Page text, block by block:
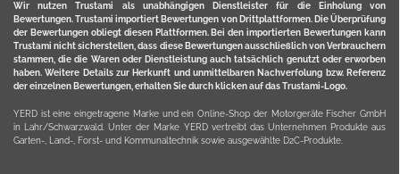
Wir nutzen Trustami als unabhängigen Dienstleister für die Einholung von
Bewertungen. Trustami importiert Bewertungen von Drittplattformen. Die Überprüfung
der Bewertungen obliegt diesen Plattformen. Bei den importierten Bewertungen kann
Trustami nicht sicherstellen, dass diese Bewertungen ausschließlich von Verbrauchern
stammen, die die Waren oder Dienstleistung auch tatsächlich genutzt oder erworben
haben. Weitere Details zur Herkunft und unmittelbaren Nachverfolung bzw. Referenz
der einzelnen Bewertungen, erhalten Sie durch klicken auf das Trustami-Logo.
YERD ist eine eingetragene Marke und ein Online-Shop der Motorgeräte Fischer GmbH
in Lahr/Schwarzwald. Unter der Marke YERD vertreibt das Unternehmen Produkte aus
Garten-, Land-, Forst- und Kommunaltechnik sowie ausgewählte D2C-Produkte.